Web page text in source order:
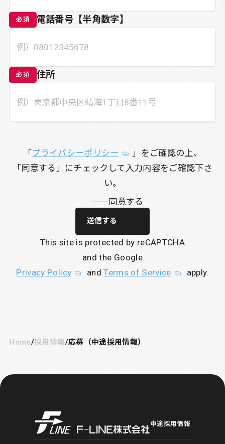
必須 電話番号【半角数字】
必須 住所
「 プライバシーポリシー
」をご確認の上、
「同意する」にチェックして入力内容をご確認下さ
い。
同意する
送信する
This site is protected by reCAPTCHA
and the Google
Privacy Policy
andTerms of Service apply.
Home 採用情報 応募（中途採用情報）
Ｆ－ＬＩＮＥ株式会社 中途採用情報